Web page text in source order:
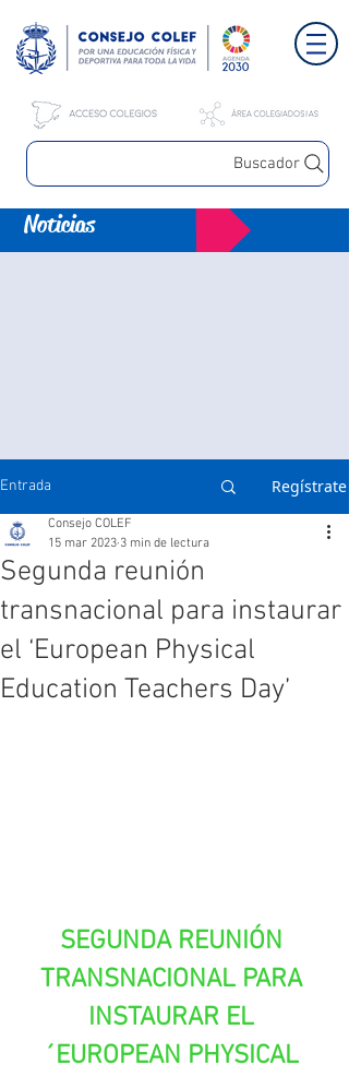
Buscador
Noticias
Entrada Regístrate
Segunda reunión
transnacional para instaurar
el ‘European Physical
Education Teachers Day’
Consejo COLEF
15 mar 2023 3 min de lectura
SEGUNDA REUNIÓN
TRANSNACIONAL PARA
INSTAURAR EL
´EUROPEAN PHYSICAL